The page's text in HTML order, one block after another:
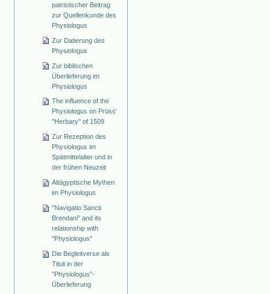
patristischer Beitrag
zur Quellenkunde des
Physiologus
Zur Datierung des
Physiologus
Zur biblischen
Überlieferung im
Physiologus
The influence of the
Physiologus on Prüss'
"Herbary" of 1509
Zur Rezeption des
Physiologus im
Spätmittelalter und in
der frühen Neuzeit
Altägyptische Mythen
im Physiologus
"Navigatio Sancti
Brendani" and its
relationship with
"Physiologus"
Die Begleitverse als
Tituli in der
"Physiologus"-
Überlieferung